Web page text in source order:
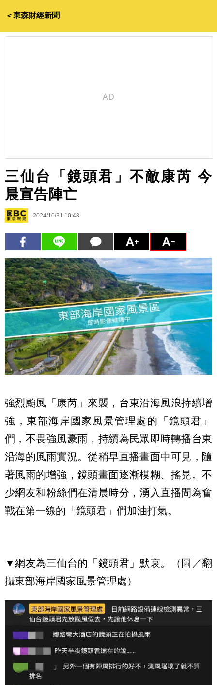
＜東森財經新聞
三仙台「鏡頭君」不敵康芮 今
晨宣告陣亡
2024/10/31 10:48
強烈颱風「康芮」來襲，台東沿海風浪持續增
強，東部海岸國家風景管理處的「鏡頭君」
們，不畏強風豪雨，持續為民眾即時轉播台東
沿海的風雨實況。從稍早直播畫面中可見，隨
著風雨的增強，鏡頭畫面逐漸模糊、搖晃。不
少網友和粉絲們在清晨時分，湧入直播間為奮
戰在第一線的「鏡頭君」們加油打氣。
▼網友為三仙台的「鏡頭君」默哀。（圖／翻
攝東部海岸國家風景管理處）